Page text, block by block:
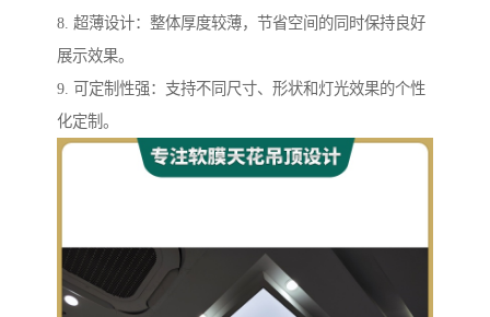
8. 超薄设计：整体厚度较薄，节省空间的同时保持良好
展示效果。
9. 可定制性强：支持不同尺寸、形状和灯光效果的个性
化定制。